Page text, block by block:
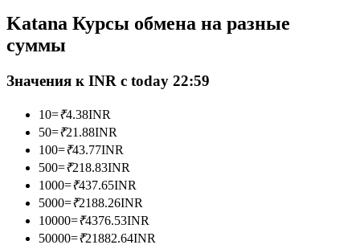
Станьте копи-трейдером
Наслаждайтесь распределением прибыли и комиссиями
за копи-трейдинг
Katana Курсы обмена на разные
суммы
Значения к INR с today 22:59
10=₹4.38INR
50=₹21.88INR
100=₹43.77INR
500=₹218.83INR
1000=₹437.65INR
5000=₹2188.26INR
10000=₹4376.53INR
50000=₹21882.64INR